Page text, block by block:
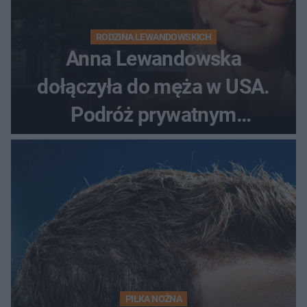
RODZINA LEWANDOWSKICH
Anna Lewandowska
dołączyła do męża w USA.
Podróż prywatnym
odrzutowcem to dopiero
początek!
PIŁKA NOŻNA